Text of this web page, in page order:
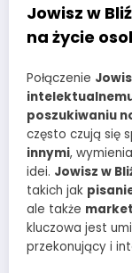
Jowisz w
na życie
Połączenie
poszukiwaniu
często czują się
innymi,
idei. Jowisz w
takich jak
ale także
kluczowa jest
przekonujący i